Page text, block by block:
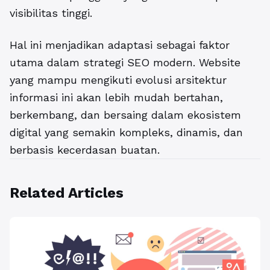
visibilitas tinggi.
Hal ini menjadikan adaptasi sebagai faktor
utama dalam strategi SEO modern. Website
yang mampu mengikuti evolusi arsitektur
informasi ini akan lebih mudah bertahan,
berkembang, dan bersaing dalam ekosistem
digital yang semakin kompleks, dinamis, dan
berbasis kecerdasan buatan.
Related Articles